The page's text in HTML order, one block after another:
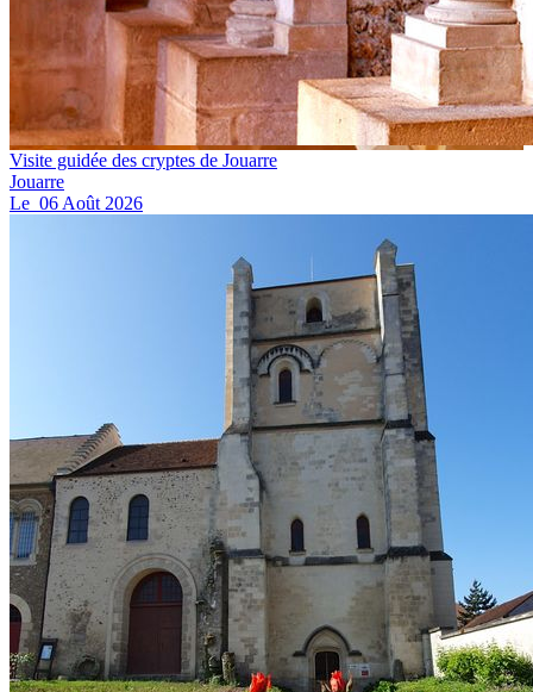
Visite guidée des cryptes de Jouarre
Jouarre
Le 06 Août 2026